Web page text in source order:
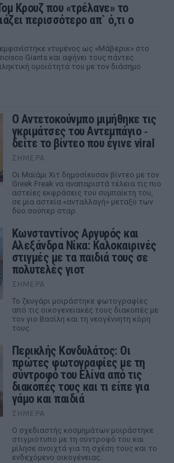
Κρουζ που «τρέλανε» το
περισσότερο απ` ό,τι ο
ντυμένος ως «Μάβερικ» στο
Giants και αφήνει τους πάντες
ομοιότητά του με τον διάσημο
Ο Αντετοκούνμπο μιμήθηκε τις
γκριμάτσες του Αντεμπάγιο ‑
δείτε το βίντεο που έγινε viral
ΣΉΜΕΡΑ
Οι Μαϊάμι Χιτ δημοσίευσαν βίντεο με τον
Greek Freak να αναπαριστά τέλεια τις πιο
αστείες εκφράσεις του συμπαίκτη του,
σε μια αστεία «ανταλλαγή» μεταξύ των
δύο σούπερ σταρ.
Κωνσταντίνος Αργυρός και
Αλεξάνδρα Νίκα: Καλοκαιρινές
στιγμές με τα παιδιά τους σε
πολυτελές γιοτ
ΣΉΜΕΡΑ
Το ζευγάρι μοιράστηκε φωτογραφίες
από τις οικογενειακές τους διακοπές με
τον γιο Βασίλη και τη νεογέννητη κόρη
τους.
Περικλής Κονδυλάτος: Οι
πρώτες φωτογραφίες με τη
σύντροφό του Ελίνα από τις
διακοπές τους και τι είπε για
γάμο και παιδιά
ΣΉΜΕΡΑ
Ο σχεδιαστής κοσμημάτων μοιράστηκε
στιγμιότυπο με τη σύντροφό του και
μίλησε ανοιχτά για τη σχέση τους και το
ενδεχόμενο οικογένειας.